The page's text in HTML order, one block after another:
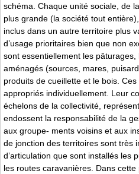
schéma. Chaque unité sociale, de
plus grande (la société tout
inclus dans un autre territoire plus
d’usage prioritaires bien que non
sont essentiellement les pâturages,
aménagés (sources, mares,
produits de cueillette et le bois.
appropriés individuellement. Leur
échelons de la collectivité,
endossent la responsabilité de la
aux groupe- ments voisins et aux
de jonction des territoires sont très
d’articulation que sont installés les
les routes caravanières. Dans